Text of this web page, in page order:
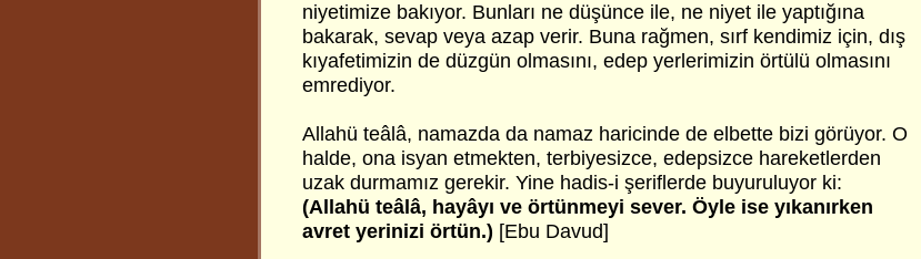
niyetimize bakıyor. Bunları ne düşünce ile, ne niyet ile yaptığına
bakarak, sevap veya azap verir. Buna rağmen, sırf kendimiz için, dış
kıyafetimizin de düzgün olmasını, edep yerlerimizin örtülü olmasını
emrediyor.
Allahü teâlâ, namazda da namaz haricinde de elbette bizi görüyor. O
halde, ona isyan etmekten, terbiyesizce, edepsizce hareketlerden
uzak durmamız gerekir. Yine hadis-i şeriflerde buyuruluyor ki:
(Allahü teâlâ, hayâyı ve örtünmeyi sever. Öyle ise yıkanırken
avret yerinizi örtün.) [Ebu Davud]